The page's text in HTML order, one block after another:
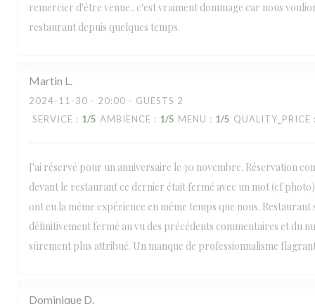
remercier d'être venue.. c'est vraiment dommage car nous
restaurant depuis quelques temps.
Martin L
2024-11-30 - 20:00 - GUESTS 2
SERVICE : 1/5 AMBIENCE : 1/5 MENU : 1/5 QUALITY_PRICE
J'ai réservé pour un anniversaire le 30 novembre. Réservation
devant le restaurant ce dernier était fermé avec un mot (cf
ont eu la même expérience en même temps que nous.
définitivement fermé au vu des précédents commentaires et du
sûrement plus attribué. Un manque de professionnalisme
Dominique D